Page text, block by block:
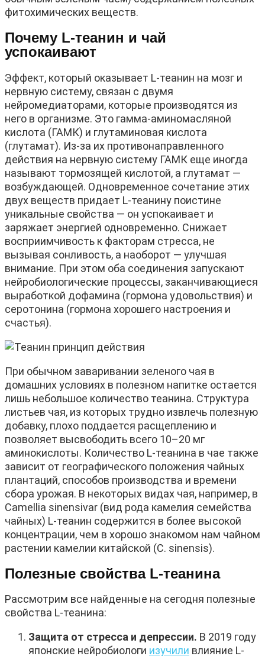
фитохимических веществ.
Почему L-теанин и чай
успокаивают
Эффект, который оказывает L-теанин на мозг и
нервную систему, связан с двумя
нейромедиаторами, которые производятся из
него в организме. Это гамма-аминомасляной
кислота (ГАМК) и глутаминовая кислота
(глутамат). Из-за их противонаправленного
действия на нервную систему ГАМК еще иногда
называют тормозящей кислотой, а глутамат —
возбуждающей. Одновременное сочетание этих
двух веществ придает L-теанину поистине
уникальные свойства — он успокаивает и
заряжает энергией одновременно. Cнижает
восприимчивость к факторам стресса, не
вызывая сонливость, а наоборот — улучшая
внимание. При этом оба соединения запускают
нейробиологические процессы, заканчивающиеся
выработкой дофамина (гормона удовольствия) и
серотонина (гормона хорошего настроения и
счастья).
При обычном заваривании зеленого чая в
домашних условиях в полезном напитке остается
лишь небольшое количество теанина. Структура
листьев чая, из которых трудно извлечь полезную
добавку, плохо поддается расщеплению и
позволяет высвободить всего 10–20 мг
аминокислоты. Количество L-теанина в чае также
зависит от географического положения чайных
плантаций, способов производства и времени
сбора урожая. В некоторых видах чая, например, в
Camellia sinensivar (вид рода камелия семейства
чайных) L-теанин содержится в более высокой
концентрации, чем в хорошо знакомом нам чайном
растении камелии китайской (C. sinensis).
Полезные свойства L-теанина
Рассмотрим все найденные на сегодня полезные
свойства L-теанина:
Защита от стресса и депрессии. В 2019 году
японские нейробиологи изучили влияние L-